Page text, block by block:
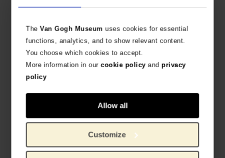
TheVan Gogh Museum uses cookies for essential
functions, analytics, and to show relevant content.
You choose which cookies to accept.
More information in ourcookie policyand privacy
policy
Allow all
Customize
VOOR HEM & HAAR
€10,70
SLIWILS X VAN GOGH MUSEUM
€10,70